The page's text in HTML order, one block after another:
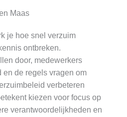
Maas
je hoe snel verzuim
ontbreken.
door, medewerkers
de regels vragen om
verbeteren
kiezen voor focus op
verantwoordelijkheden en